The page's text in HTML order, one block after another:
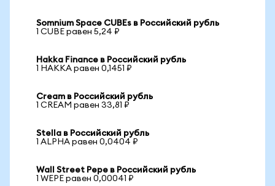
Somnium Space CUBEs в Российский рубль
1 CUBE равен 5,24 ₽
Hakka Finance в Российский рубль
1 HAKKA равен 0,1451 ₽
Cream в Российский рубль
1 CREAM равен 33,81 ₽
Stella в Российский рубль
1 ALPHA равен 0,0404 ₽
Wall Street Pepe в Российский рубль
1 WEPE равен 0,00041 ₽